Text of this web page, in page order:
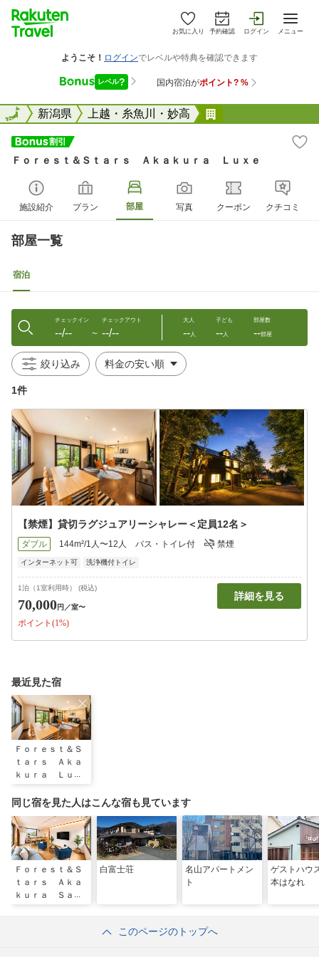
お気に入り 予約確認 ログイン メニュー
全国新潟県 上越・糸魚川・妙高
全国
Ｆｏｒｅｓｔ＆Ｓｔａｒｓ Ａｋａｋｕｒａ Ｌｕｘｅ
施設紹介 プラン 部屋 写真 クーポン クチコミ
部屋一覧
宿泊
チェックイン
--/-- 〜
チェックアウト
--/--
大人
--人
子ども
--人
部屋数
--部屋
絞り込み
1件
【禁煙】貸切ラグジュアリーシャレー＜定員12名＞
ダブル 144m²/1人〜12人 バス・トイレ付 禁煙
インターネット可 洗浄機付トイレ
1泊（1室利用時） (税込)
70,000円 ／室〜
ポイント(1%)
詳細を見る
最近見た宿
Ｆｏｒｅｓｔ＆Ｓ
ｔａｒｓ Ａｋａ
ｋｕｒａ Ｌｕｘ
同じ宿を見た人はこんな宿も見ています
Ｆｏｒｅｓｔ＆Ｓ
ｔａｒｓ Ａｋａ
ｋｕｒａ Ｓａｕ
白富士荘
名山アパートメン
ト
ゲストハ
本はなれ
このページのトップへ